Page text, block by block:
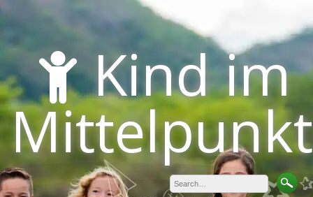
Skip
Kind im
Mittelpunkt